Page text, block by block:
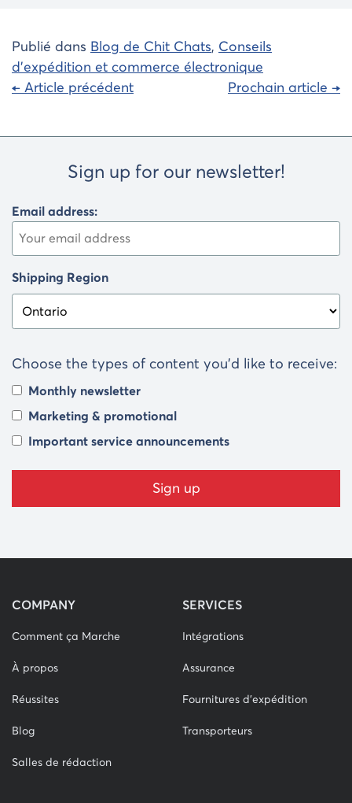
Publié dans Blog de Chit Chats, Conseils
d'expédition et commerce électronique
Navigation
← Article précédent Prochain article →
Sign up for our newsletter!
Email address:
Shipping Region
Choose the types of content you’d like to receive:
Monthly newsletter
Marketing & promotional
Important service announcements
COMPANY
Comment ça Marche
À propos
Réussites
Blog
Salles de rédaction
SERVICES
Intégrations
Assurance
Fournitures d'expédition
Transporteurs